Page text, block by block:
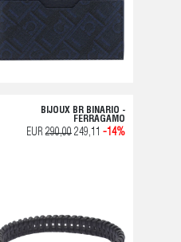
BIJOUX BR BINARIO -
FERRAGAMO
EUR 290,00 249,11 -14%